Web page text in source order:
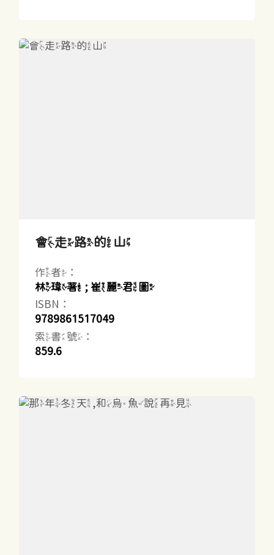
會走路的山
作者：
林瑋著 ; 崔麗君圖
ISBN：
9789861517049
索書號：
859.6